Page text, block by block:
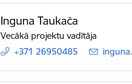
Inguna Taukača
Vecākā projektu vadītāja
+371 26950485
E-